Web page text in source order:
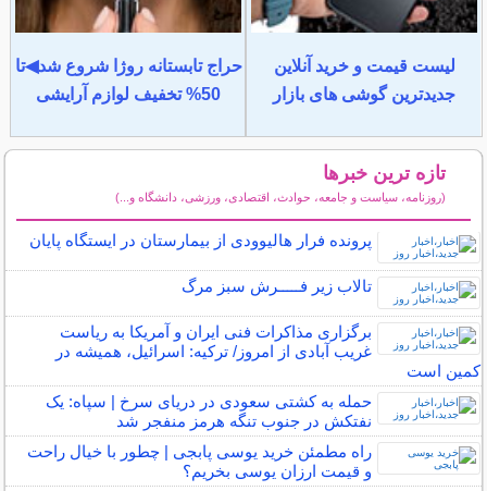
لیست قیمت و خرید آنلاین
جدیدترین گوشی های بازار
حراج تابستانه روژا شروع شد◀تا
50% تخفیف لوازم آرایشی
تازه ترین خبرها
(روزنامه، سیاست و جامعه، حوادث، اقتصادی، ورزشی، دانشگاه و...)
پرونده فرار هالیوودی از بیمارستان در ایستگاه پایان
تالاب زیر فـــــرش سبز مرگ
برگزاری مذاکرات فنی ایران و آمریکا به ریاست
غریب آبادی از امروز/ ترکیه: اسرائیل، همیشه در
کمین است
حمله به کشتی سعودی در دریای سرخ | سپاه: یک
نفتکش در جنوب تنگه هرمز منفجر شد
راه مطمئن خرید یوسی پابجی | چطور با خیال راحت
و قیمت ارزان یوسی بخریم؟